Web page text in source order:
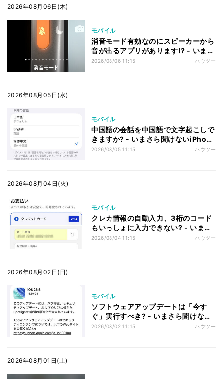
2026年08月06日(木)
モバイル
消音モード有効なのにスピーカーから
音が出るアプリがあります!? - いまさ
ら聞けないiPhoneのなぜ
2026/08/06 11:15 ハウツー
2026年08月05日(水)
モバイル
中国語の会話を中国語で文字起こしで
きますか? - いまさら聞けないiPhone
のなぜ
2026/08/05 11:15 ハウツー
2026年08月04日(火)
モバイル
クレカ情報の自動入力、3桁のコード
もいっしょに入力できない? - いまさ
ら聞けないiPhoneのなぜ
2026/08/04 11:15 ハウツー
2026年08月02日(日)
モバイル
ソフトウェアアップデートは「今す
ぐ」実行すべき? - いまさら聞けない
iPhoneのなぜ
2026/08/02 11:15 ハウツー
2026年08月01日(土)